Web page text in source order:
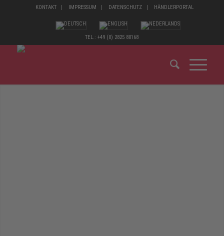
KONTAKT IMPRESSUM DATENSCHUTZ HÄNDLERPORTAL
TEL.: +49 (0) 2825 80168